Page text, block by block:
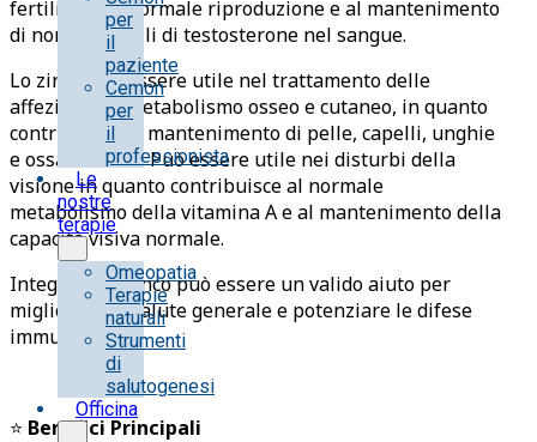
per
il
paziente
Cemon
per
il
professionista
Le
nostre
terapie
Omeopatia
Terapie
naturali
Strumenti
di
salutogenesi
Officina
fertilità, alla normale riproduzione e al mantenimento
di normali livelli di testosterone nel sangue.
Lo zinco può essere utile nel trattamento delle
affezioni del metabolismo osseo e cutaneo, in quanto
contribuisce al mantenimento di pelle, capelli, unghie
e ossa normali. Può essere utile nei disturbi della
visione in quanto contribuisce al normale
metabolismo della vitamina A e al mantenimento della
capacità visiva normale.
Integrare lo Zinco può essere un valido aiuto per
migliorare la salute generale e potenziare le difese
immunitarie.
⭐ Benefici Principali